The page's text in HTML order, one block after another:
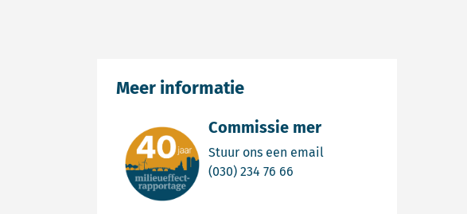
Commissie mer
Stuur ons een email
(030) 234 76 66
Meer informatie